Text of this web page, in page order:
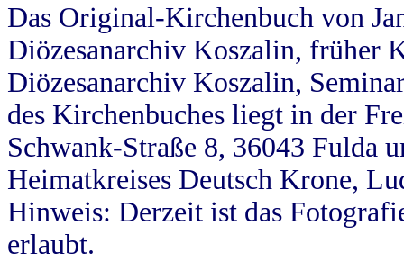
Das Original-Kirchenbuch von
Diözesanarchiv Koszalin, früher
Diözesanarchiv Koszalin,
des Kirchenbuches liegt in der
Schwank-Straße 8, 36043 Fulda
Heimatkreises Deutsch Krone,
Hinweis: Derzeit ist das
erlaubt.